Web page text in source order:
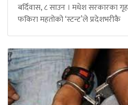
बर्दिवास, ८ साउन । मधेश सरकारका
फकिरा महतोको ‘स्टन्ट’ले प्रदेशभरीकै